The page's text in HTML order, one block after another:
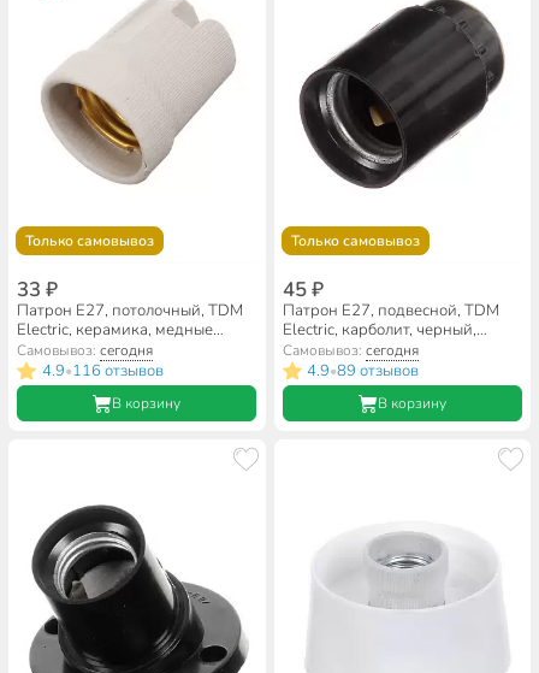
Только самовывоз
33 ₽
Патрон E27, потолочный, TDM
Electric, керамика, медные
контакты и гильза, SQ0319-
0002
Самовывоз:сегодня
4.9•116 отзывов
В корзину
Только самовывоз
45 ₽
Патрон E27, подвесной, TDM
Electric, карболит, черный,
SQ0335-0001
Самовывоз: сегодня
4.9•89 отзывов
В корзину